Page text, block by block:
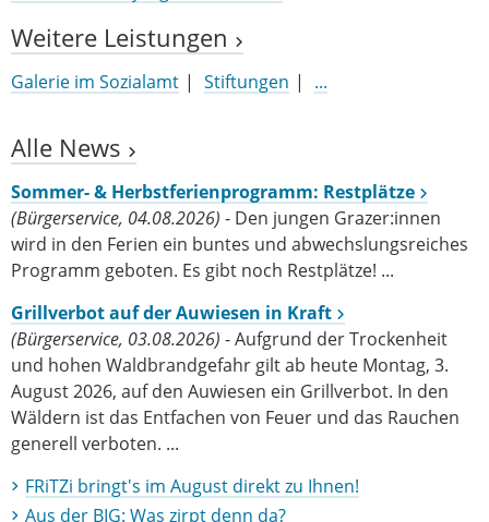
Weitere Leistungen
Galerie im Sozialamt Stiftungen ...
Alle News
Sommer- & Herbstferienprogramm: Restplätze
(Bürgerservice, 04.08.2026) - Den jungen Grazer:innen
wird in den Ferien ein buntes und abwechslungsreiches
Programm geboten. Es gibt noch Restplätze! ...
Grillverbot auf der Auwiesen in Kraft
(Bürgerservice, 03.08.2026) - Aufgrund der Trockenheit
und hohen Waldbrandgefahr gilt ab heute Montag, 3.
August 2026, auf den Auwiesen ein Grillverbot. In den
Wäldern ist das Entfachen von Feuer und das Rauchen
generell verboten. ...
FRiTZi bringt's im August direkt zu Ihnen!
Aus der BIG: Was zirpt denn da?